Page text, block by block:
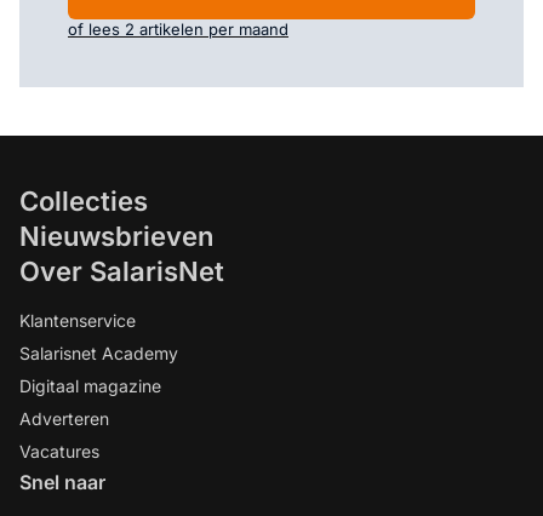
of lees 2 artikelen per maand
Collecties
Nieuwsbrieven
Over SalarisNet
Klantenservice
Salarisnet Academy
Digitaal magazine
Adverteren
Vacatures
Snel naar